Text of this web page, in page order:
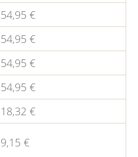
54,95 €
54,95 €
54,95 €
54,95 €
18,32 €
9,15 €